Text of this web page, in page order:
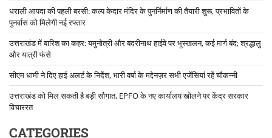
धराली आपदा की पहली बरसी: कल्प केदार मंदिर के पुनर्निर्माण की तैयारी शुरू, प्रभावितों के
पुनर्वास को मिलेगी नई रफ्तार
उत्तराखंड में बारिश का कहर: यमुनोत्री और बदरीनाथ हाईवे पर भूस्खलन, कई मार्ग बंद; श्रद्धालु
और यात्री फंसे
सीएम धामी ने दिए हाई अलर्ट के निर्देश, भारी वर्षा के मद्देनज़र सभी एजेंसियां रहें चौकन्नी
उत्तराखंड को मिल सकती है बड़ी सौगात, EPFO के नए कार्यालय खोलने पर केंद्र सरकार
विचाररत
CATEGORIES